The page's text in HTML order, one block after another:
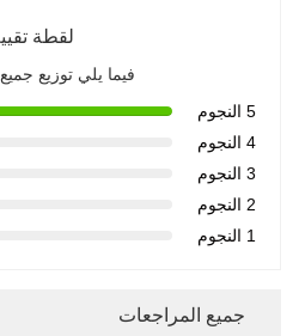
لقطة
فيما يلي توزيع
5 النجوم
4 النجوم
3 النجوم
2 النجوم
1 النجوم
جميع المراجعات